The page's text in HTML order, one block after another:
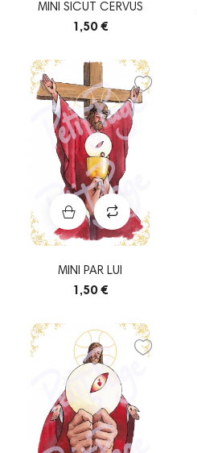
MINI SICUT CERVUS
1,50 €
MINI PAR LUI
1,50 €